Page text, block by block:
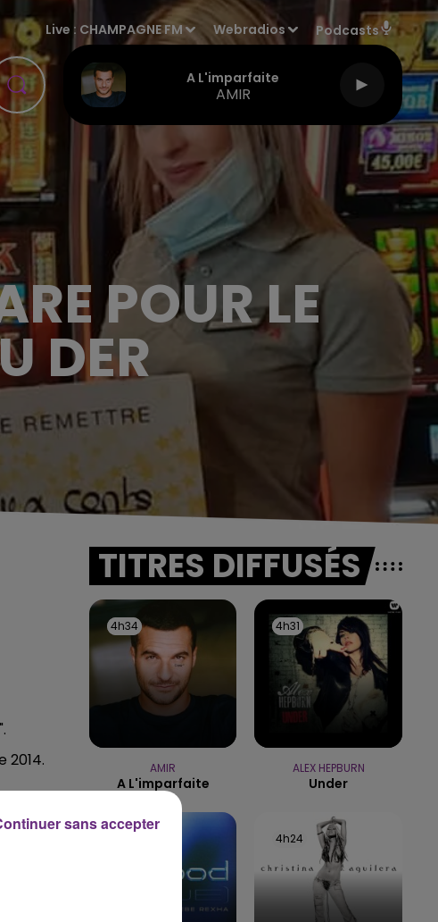
Live : CHAMPAGNE FM Webradios Podcasts
A L'imparfaite
AMIR
10h00 - 14h00
LE TICKET DE CAISSE
POUR LE
DER
2014.
TITRES DIFFUSÉS
4h34
4h34
AMIR
A L'imparfaite
4h31
4h31
ALEX HEPBURN
Under
4h24
4h24
sans accepter